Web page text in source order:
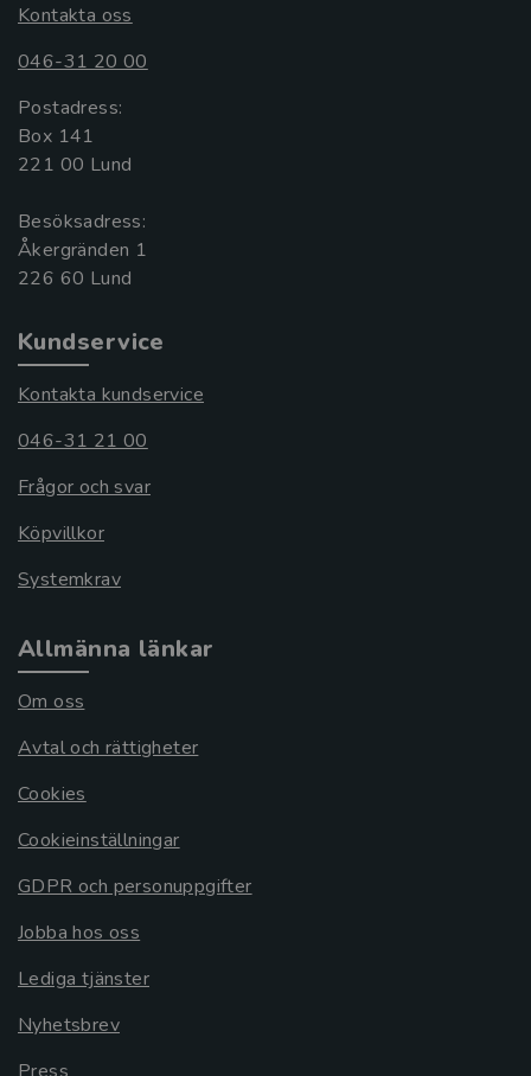
Kontakta oss
046-31 20 00
Postadress:
Box 141
221 00 Lund
Besöksadress:
Åkergränden 1
Kundservice
Kontakta kundservice
046-31 21 00
Frågor och svar
Köpvillkor
Systemkrav
Allmänna länkar
Om oss
Avtal och rättigheter
Cookies
Cookieinställningar
GDPR och personuppgifter
Jobba hos oss
Lediga tjänster
Nyhetsbrev
Press